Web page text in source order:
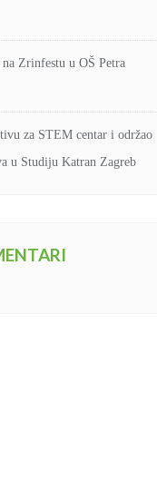
Zrinfestu u OŠ Petra
za STEM centar i održao
u Studiju Katran Zagreb